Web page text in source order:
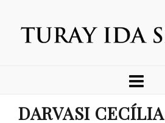
DARVASI CECÍLIA